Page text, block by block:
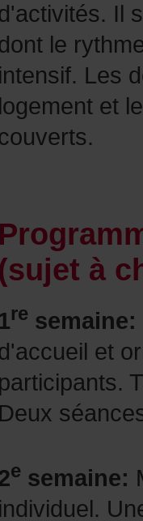
1resemaine:
esemaine: